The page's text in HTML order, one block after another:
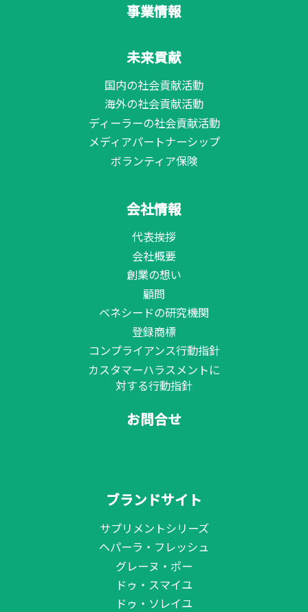
事業情報
未来貢献
国内の社会貢献活動
海外の社会貢献活動
ディーラーの社会貢献活動
メディアパートナーシップ
ボランティア保険
会社情報
代表挨拶
会社概要
創業の想い
顧問
ベネシードの研究機関
登録商標
コンプライアンス行動指針
カスタマーハラスメントに
対する行動指針
お問合せ
ブランドサイト
サプリメントシリーズ
ヘパーラ・フレッシュ
グレーヌ・ポー
ドゥ・スマイユ
ドゥ・ソレイユ